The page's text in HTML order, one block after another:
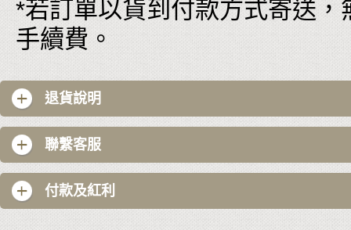
*若訂單以貨到付款方式寄送
手續費。
退貨說明
聯繫客服
付款及紅利